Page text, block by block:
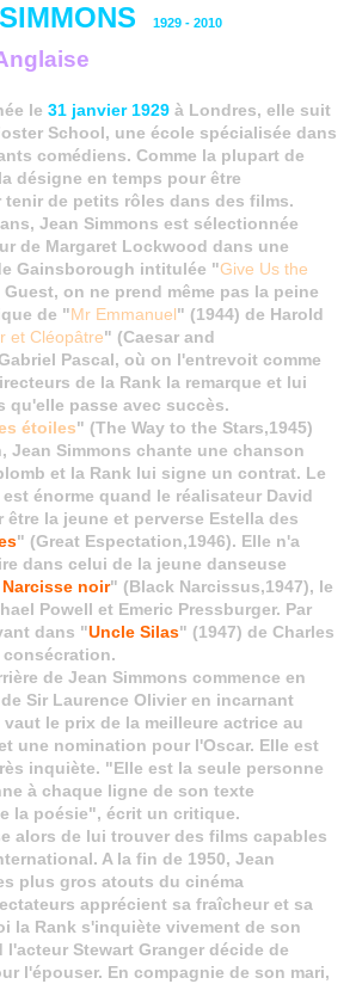
1929 - 2010
le 31 janvier 1929 à Londres, elle suit
School, une école spécialisée dans
comédiens. Comme la plupart de
désigne en temps pour être
de petits rôles dans des films.
Jean Simmons est sélectionnée
de Margaret Lockwood dans une
Gainsborough intitulée "Give Us the
Guest, on ne prend même pas la peine
de "Mr Emmanuel" (1944) de Harold
et Cléopâtre" (Caesar and
Pascal, où on l'entrevoit comme
de la Rank la remarque et lui
qu'elle passe avec succès.
étoiles" (The Way to the Stars,1945)
Jean Simmons chante une chanson
et la Rank lui signe un contrat. Le
énorme quand le réalisateur David
la jeune et perverse Estella des
" (Great Espectation,1946). Elle n'a
dans celui de la jeune danseuse
Narcisse noir" (Black Narcissus,1947), le
Powell et Emeric Pressburger. Par
dans "Uncle Silas" (1947) de Charles
de Jean Simmons commence en
Sir Laurence Olivier en incarnant
le prix de la meilleure actrice au
une nomination pour l'Oscar. Elle est
inquiète. "Elle est la seule personne
à chaque ligne de son texte
la poésie", écrit un critique.
alors de lui trouver des films capables
A la fin de 1950, Jean
plus gros atouts du cinéma
apprécient sa fraîcheur et sa
la Rank s'inquiète vivement de son
l'acteur Stewart Granger décide de
l'épouser. En compagnie de son mari,